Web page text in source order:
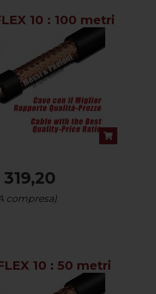
10 : 100 metri
compresa)
10 : 50 metri